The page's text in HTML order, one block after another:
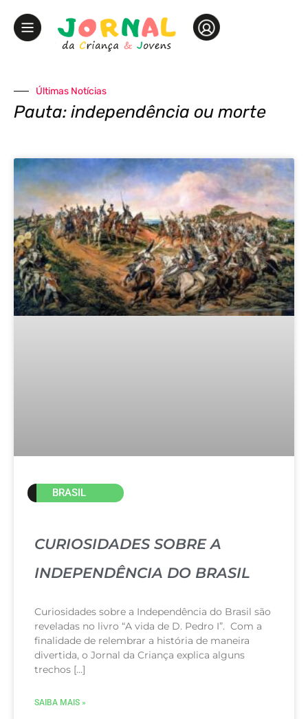
Últimas Notícias
Pauta: independência ou morte
BRASIL
CURIOSIDADES SOBRE A
INDEPENDÊNCIA DO BRASIL
Curiosidades sobre a Independência do Brasil são
reveladas no livro “A vida de D. Pedro I”. Com a
finalidade de relembrar a história de maneira
divertida, o Jornal da Criança explica alguns
trechos […]
SAIBA MAIS »